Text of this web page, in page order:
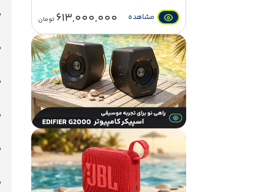
مشاهده 613,000,000تومان